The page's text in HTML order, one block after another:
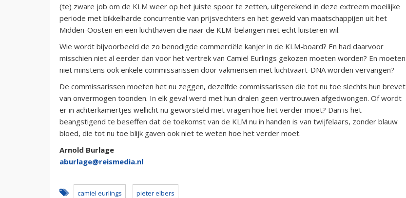
(te) zware job om de KLM weer op het juiste spoor te zetten, uitgerekend in deze extreem moeilijke
periode met bikkelharde concurrentie van prijsvechters en het geweld van maatschappijen uit het
Midden-Oosten en een luchthaven die naar de KLM-belangen niet echt luisteren wil.
Wie wordt bijvoorbeeld de zo benodigde commerciële kanjer in de KLM-board? En had daarvoor
misschien niet al eerder dan voor het vertrek van Camiel Eurlings gekozen moeten worden? En moeten
niet minstens ook enkele commissarissen door vakmensen met luchtvaart-DNA worden vervangen?
De commissarissen moeten het nu zeggen, dezelfde commissarissen die tot nu toe slechts hun brevet
van onvermogen toonden. In elk geval werd met hun dralen geen vertrouwen afgedwongen. Of wordt
er in achterkamertjes wellicht nu geworsteld met vragen hoe het verder moet? Dan is het
beangstigend te beseffen dat de toekomst van de KLM nu in handen is van twijfelaars, zonder blauw
bloed, die tot nu toe blijk gaven ook niet te weten hoe het verder moet.
Arnold Burlage
aburlage@reismedia.nl
camiel eurlings pieter elbers